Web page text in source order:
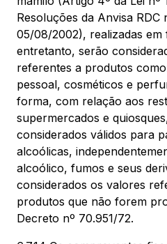
Resoluções da Anvisa RDC
05/08/2002), realizadas em
entretanto, serão
referentes a produtos
pessoal, cosméticos e
forma, com relação aos
supermercados e
considerados válidos para
alcoólicas,
alcoólico, fumos e seus
considerados os valores
produtos que não forem
Decreto nº 70.951/72.